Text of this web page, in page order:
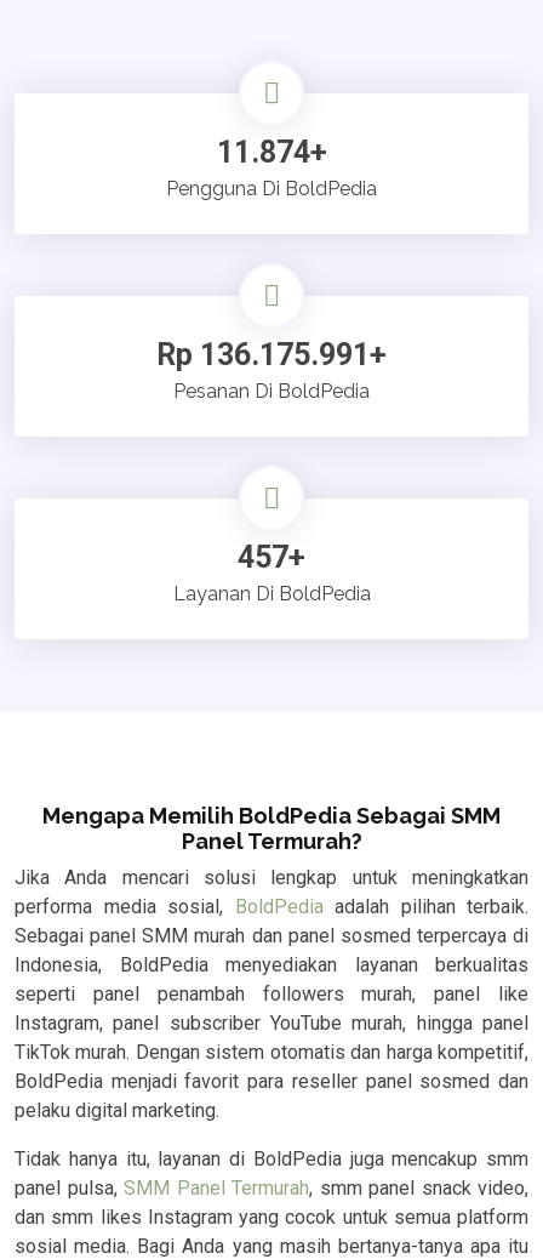
11.874+
Pengguna Di BoldPedia
Rp 136.175.991+
Pesanan Di BoldPedia
457+
Layanan Di BoldPedia
Mengapa Memilih BoldPedia Sebagai SMM
Panel Termurah?
Jika Anda mencari solusi lengkap untuk meningkatkan
performa media sosial, BoldPediaadalah pilihan terbaik.
Sebagai panel SMM murah dan panel sosmed terpercaya di
Indonesia, BoldPedia menyediakan layanan berkualitas
seperti panel penambah followers murah, panel like
Instagram, panel subscriber YouTube murah, hingga panel
TikTok murah. Dengan sistem otomatis dan harga kompetitif,
BoldPedia menjadi favorit para reseller panel sosmed dan
pelaku digital marketing.
Tidak hanya itu, layanan di BoldPedia juga mencakup smm
panel pulsa, SMM Panel Termurah, smm panel snack video,
dan smm likes Instagram yang cocok untuk semua platform
sosial media. Bagi Anda yang masih bertanya-tanya apa itu